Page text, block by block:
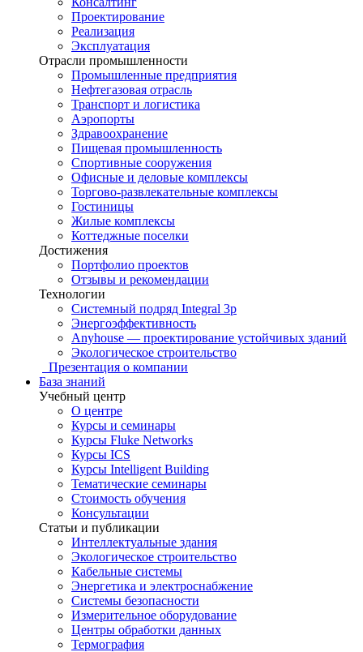
Проектирование
Реализация
Эксплуатация
Отрасли промышленности
Промышленные предприятия
Нефтегазовая отрасль
Транспорт и логистика
Аэропорты
Здравоохранение
Пищевая промышленность
Спортивные сооружения
Офисные и деловые комплексы
Торгово-развлекательные комплексы
Гостиницы
Жилые комплексы
Коттеджные поселки
Достижения
Портфолио проектов
Отзывы и рекомендации
Технологии
Системный подряд Integral 3p
Энергоэффективность
Anyhouse — проектирование устойчивых зданий
Экологическое строительство
Презентация о компании
База знаний
Учебный центр
О центре
Курсы и семинары
Курсы Fluke Networks
Курсы ICS
Курсы Intelligent Building
Тематические семинары
Стоимость обучения
Консультации
Статьи и публикации
Интеллектуальные здания
Экологическое строительство
Кабельные системы
Энергетика и электроснабжение
Системы безопасности
Измерительное оборудование
Центры обработки данных
Термография